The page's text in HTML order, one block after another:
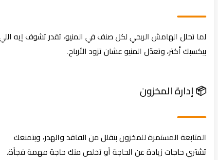
لما تحلل الهامش الربحي لكل صنف في المنيو، تقدر تشوف إيه اللي
بيكسبك أكتر، وتعدّل المنيو عشان تزود الأرباح.
📦 إدارة المخزون
المتابعة المستمرة للمخزون بتقلل من الفاقد والهدر، وبتمنعك
تشتري حاجات زيادة عن الحاجة أو تخلص منك حاجة مهمة فجأة.